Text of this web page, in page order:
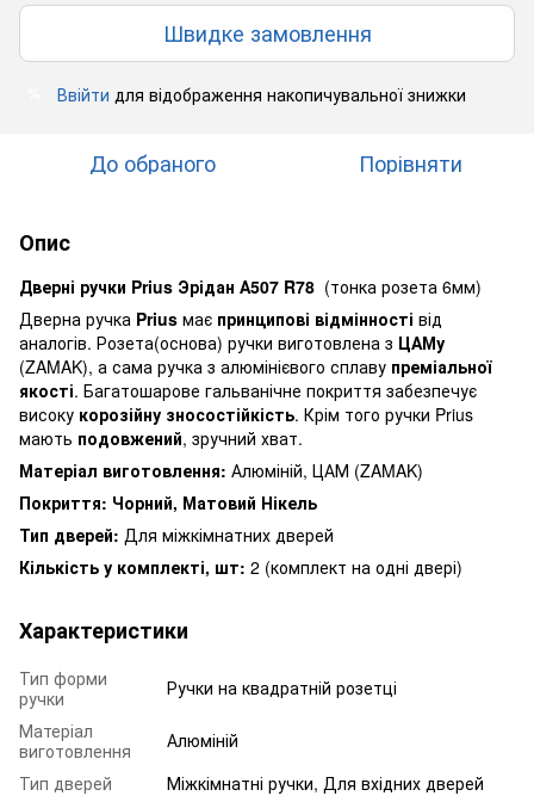
Швидке замовлення
Ввійти для відображення накопичувальної знижки
До обраного Порівняти
Опис
Дверні ручки Prius Эрідан А507 R78 (тонка розета 6мм)
Дверна ручка Prius має принципові відмінності від
аналогів. Розета(основа) ручки виготовлена з ЦАМу
(ZAMAK), а сама ручка з алюмінієвого сплаву преміальної
якості. Багатошарове гальванічне покриття забезпечує
високу корозійну зносостійкість. Крім того ручки Prius
мають подовжений, зручний хват.
Матеріал виготовлення: Алюміній, ЦАМ (ZAMAK)
Покриття: Чорний, Матовий Нікель
Тип дверей: Для міжкімнатних дверей
Кількість у комплекті, шт: 2 (комплект на одні двері)
Характеристики
Тип форми
ручки
Ручки на квадратній розетці
Матеріал
виготовлення
Алюміній
Тип дверей
Міжкімнатні ручки, Для вхідних дверей